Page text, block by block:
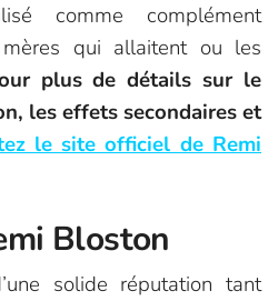
comme complément
qui allaitent ou les
plus de détails sur le
les effets secondaires et
le site officiel de Remi
Bloston
solide réputation tant